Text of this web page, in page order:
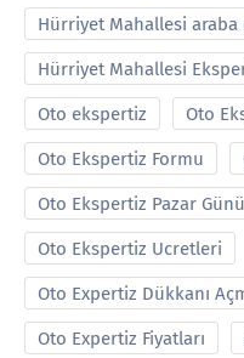
Hürriyet Mahallesi araba
Hürriyet Mahallesi
Oto ekspertiz Oto
Oto Ekspertiz Formu
Oto Ekspertiz Pazar Günü
Oto Ekspertiz Ucretleri
Oto Expertiz Dükkanı
Oto Expertiz Fiyatları